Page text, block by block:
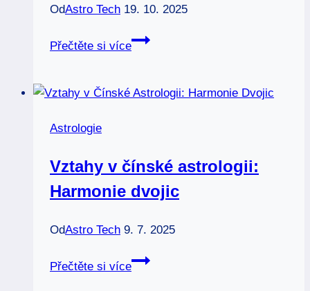
OdAstro Tech 19. 10. 2025
Přečtěte si více
Červencové
večer
Astrologie
Vztahy v čínské astrologii:
Harmonie dvojic
OdAstro Tech 9. 7. 2025
Přečtěte si více
Vztahy